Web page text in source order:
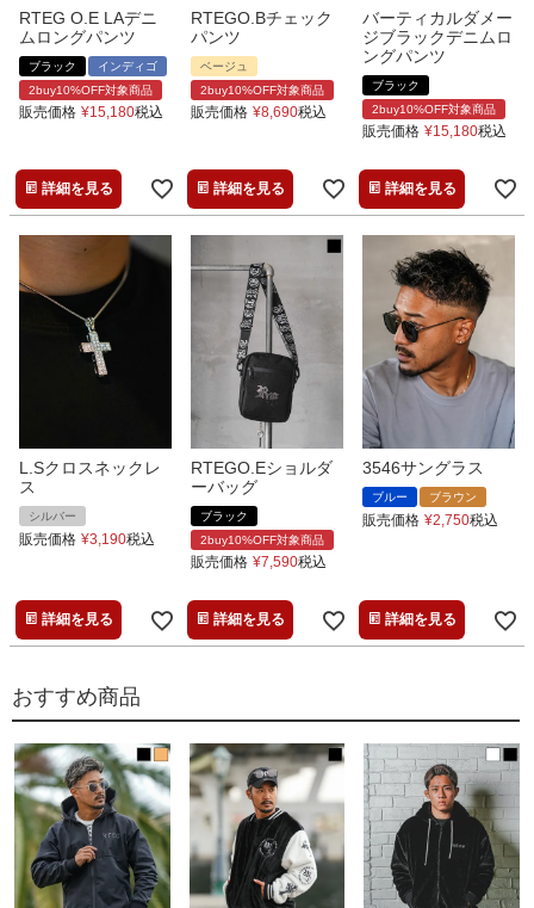
RTEG O.E LAデニ
ムロングパンツ
ブラック
インディゴ
2buy10%OFF対象商品
販売価格 ¥15,180税込
詳細を見る
RTEGO.Bチェック
パンツ
ベージュ
2buy10%OFF対象商品
販売価格 ¥8,690税込
詳細を見る
バーティカルダメー
ジブラックデニムロ
ングパンツ
ブラック
2buy10%OFF対象商品
販売価格 ¥15,180税込
詳細を見る
L.Sクロスネックレ
ス
シルバー
販売価格 ¥3,190税込
詳細を見る
RTEGO.Eショルダ
ーバッグ
ブラック
2buy10%OFF対象商品
販売価格 ¥7,590税込
詳細を見る
3546サングラス
ブルー ブラウン
販売価格 ¥2,750税込
詳細を見る
おすすめ商品